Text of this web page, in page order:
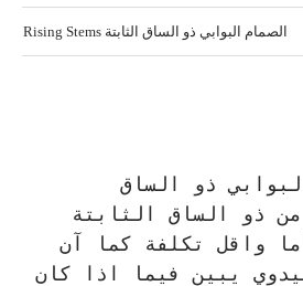
الصمام البوابي ذو الساق الثابتة Non Rising Stems
ذو الساق
ذو الساق الثابتة
واقل تكلفة كما آن
يبين فيما اذا كان